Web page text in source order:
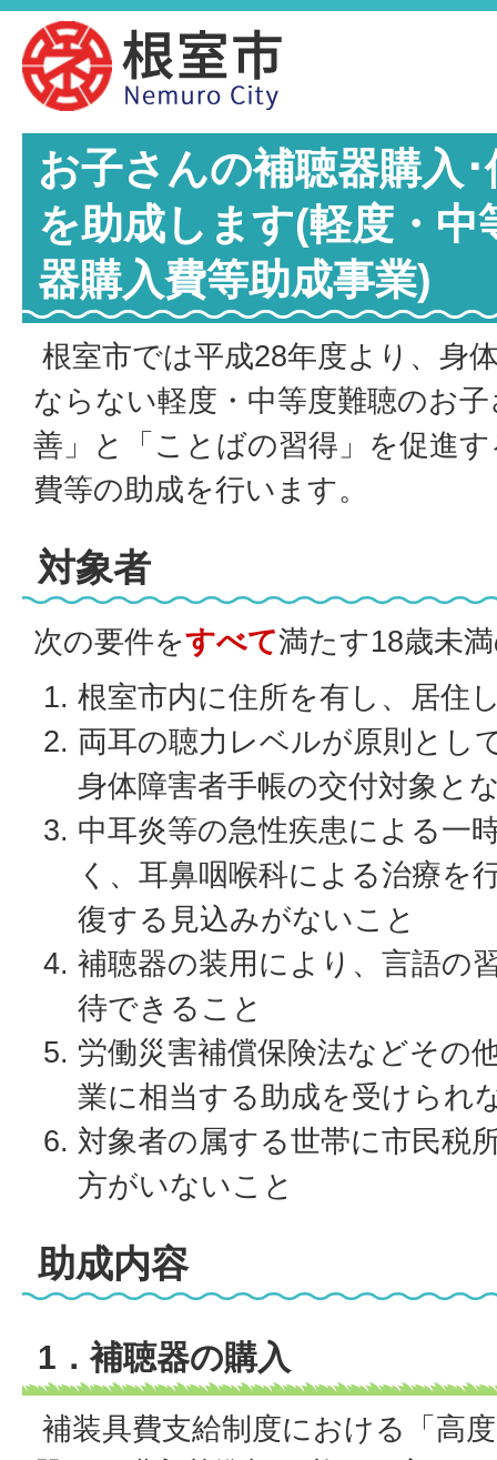
お子さんの補聴器購入
を助成します(軽度・中
器購入費等助成事業)
根室市では平成28年度より、身
ならない軽度・中等度難聴のお
善」と「ことばの習得」を促進
費等の助成を行います。
対象者
次の要件をすべて満たす18歳未
根室市内に住所を有し、居住
両耳の聴力レベルが原則とし
身体障害者手帳の交付対象と
中耳炎等の急性疾患による一
く、耳鼻咽喉科による治療を
復する見込みがないこと
補聴器の装用により、言語の
待できること
労働災害補償保険法などその
業に相当する助成を受けられ
対象者の属する世帯に市民税
方がいないこと
助成内容
1．補聴器の購入
補装具費支給制度における「高